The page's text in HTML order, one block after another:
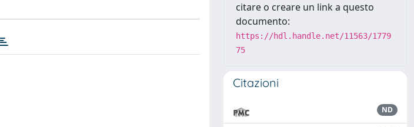
citare o creare un link a questo
documento:
https://hdl.handle.net/11563/1779
75
Citazioni
ND